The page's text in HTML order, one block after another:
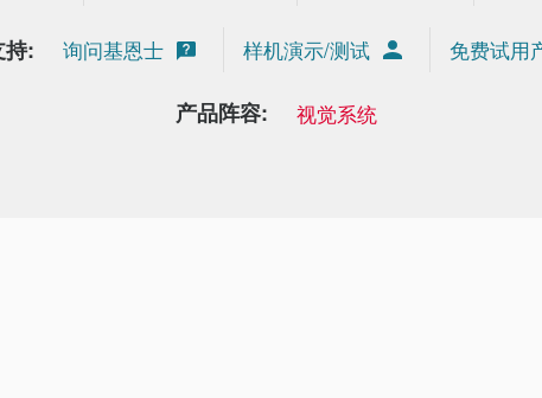
持: 询问基恩士 样机演示/测试 免费试用
产品阵容: 视觉系统